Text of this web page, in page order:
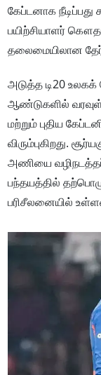
கேப்டனாக
பயிற்சியாளர்
தலைமையிலான
அடுத்த டி20
ஆண்டுகளில்
மற்றும் புதிய
விரும்புகிறது.
அணியை
பந்தயத்தில்
பரிசீலனையில்